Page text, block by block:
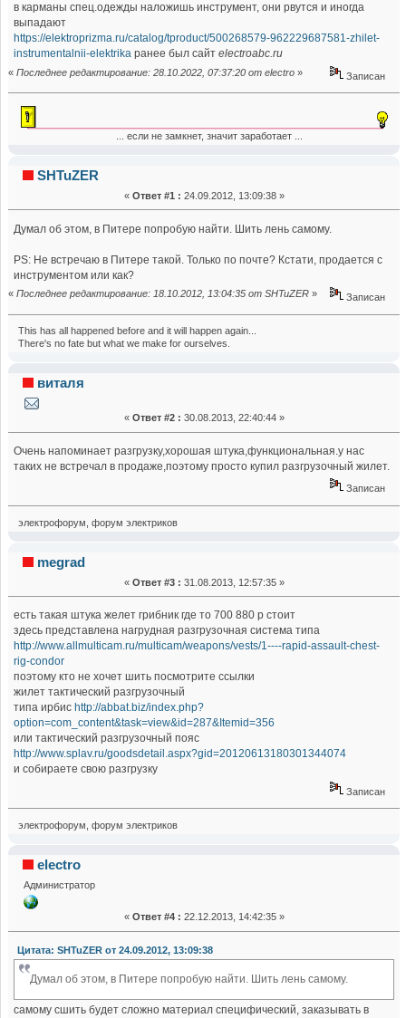
в карманы спец.одежды наложишь инструмент, они рвутся и иногда
выпадают
https://elektroprizma.ru/catalog/tproduct/500268579-962229687581-zhilet-
instrumentalnii-elektrika ранее был сайтelectroabc.ru
« Последнее редактирование: 28.10.2022, 07:37:20 от electro » Записан
... если не замкнет, значит заработает ...
SHTuZER
« Ответ #1 : 24.09.2012, 13:09:38 »
Думал об этом, в Питере попробую найти. Шить лень самому.
PS: Не встречаю в Питере такой. Только по почте? Кстати, продается с
инструментом или как?
« Последнее редактирование: 18.10.2012, 13:04:35 от SHTuZER » Записан
This has all happened before and it will happen again...
There's no fate but what we make for ourselves.
виталя
« Ответ #2 : 30.08.2013, 22:40:44 »
Очень напоминает разгрузку,хорошая штука,функциональная.у нас
таких не встречал в продаже,поэтому просто купил разгрузочный жилет.
Записан
электрофорум, форум электриков
megrad
« Ответ #3 : 31.08.2013, 12:57:35 »
есть такая штука желет грибник где то 700 880 р стоит
здесь представлена нагрудная разгрузочная система типа
http://www.allmulticam.ru/multicam/weapons/vests/1----rapid-assault-chest-
rig-condor
поэтому кто не хочет шить посмотрите ссылки
жилет тактический разгрузочный
типа ирбис http://abbat.biz/index.php?
option=com_content&task=view&id=287&Itemid=356
или тактический разгрузочный пояс
http://www.splav.ru/goodsdetail.aspx?gid=20120613180301344074
и собираете свою разгрузку
Записан
электрофорум, форум электриков
electro
Администратор
« Ответ #4 : 22.12.2013, 14:42:35 »
Цитата: SHTuZER от 24.09.2012, 13:09:38
Думал об этом, в Питере попробую найти. Шить лень самому.
самому сшить будет сложно материал специфический, заказывать в